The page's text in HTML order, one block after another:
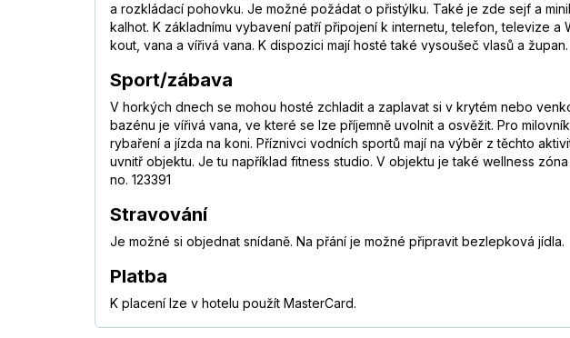
a rozkládací pohovku. Je možné požádat o přistýlku. Také je zde sejf a
kalhot. K základnímu vybavení patří připojení k internetu, telefon, televize
kout, vana a vířivá vana. K dispozici mají hosté také vysoušeč vlasů a
Sport/zábava
V horkých dnech se mohou hosté zchladit a zaplavat si v krytém nebo
bazénu je vířivá vana, ve které se lze příjemně uvolnit a osvěžit. Pro
rybaření a jízda na koni. Příznivci vodních sportů mají na výběr z těchto
uvnitř objektu. Je tu například fitness studio. V objektu je také wellness
no. 123391
Stravování
Je možné si objednat snídaně. Na přání je možné připravit bezlepková jídla.
Platba
K placení lze v hotelu použít MasterCard.